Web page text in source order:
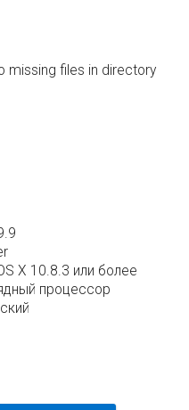
missing files in directory
X 10.8.3 или более
процессор